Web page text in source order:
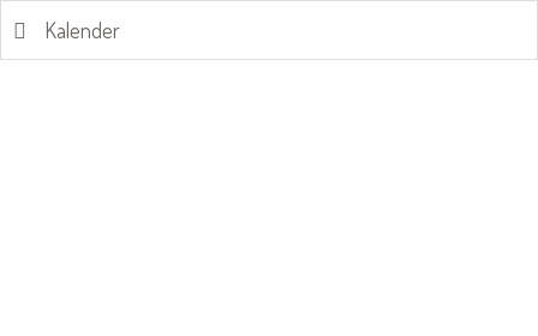
Kalender